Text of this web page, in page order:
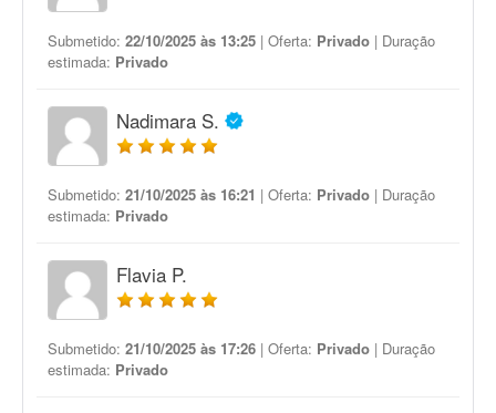
Submetido: 22/10/2025 às 13:25 | Oferta: Privado | Duração
estimada: Privado
Nadimara S.
Submetido: 21/10/2025 às 16:21 | Oferta: Privado | Duração
estimada: Privado
Flavia P.
Submetido: 21/10/2025 às 17:26 | Oferta: Privado | Duração
estimada: Privado